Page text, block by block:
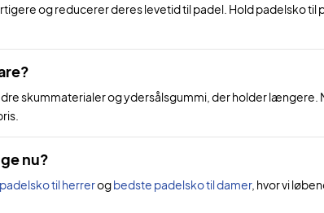
og reducerer deres levetid til padel. Hold padelsko til
skummaterialer og ydersålsgummi, der holder længere.
nu?
til herrerogbedste padelsko til damer, hvor vi